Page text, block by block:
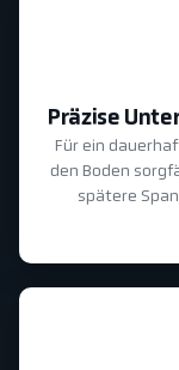
Präzise
Für ein
den Boden
spätere